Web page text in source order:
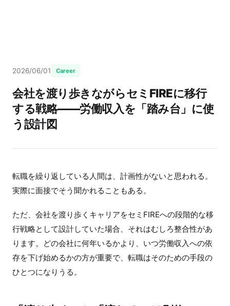
2026/06/01 Career
会社を渡り歩きながらセミFIREに移行
する戦略——労働収入を「踏み台」に使
う設計図
転職を繰り返している人間は、計画性がないと思われる。
実際に面接でそう聞かれることもある。
ただ、会社を渡り歩くキャリアをセミFIREへの段階的な移
行戦略として設計していた場合、それはむしろ整合性があ
ります。どの会社に何年いるかより、いつ労働収入への依
存を下げ始めるかの方が重要で、転職はそのための手段の
ひとつになりうる。